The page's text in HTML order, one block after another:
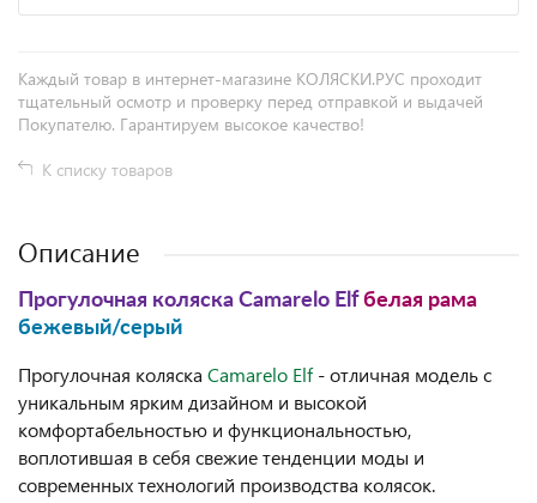
Каждый товар в интернет-магазине КОЛЯСКИ.РУС проходит
тщательный осмотр и проверку перед отправкой и выдачей
Покупателю. Гарантируем высокое качество!
К списку товаров
Описание
Прогулочная коляска Camarelo Elf белая рама
бежевый/серый
Прогулочная коляска Camarelo Elf- отличная модель с
уникальным ярким дизайном и высокой
комфортабельностью и функциональностью,
воплотившая в себя свежие тенденции моды и
современных технологий производства колясок.